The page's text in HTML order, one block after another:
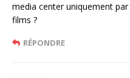
media center uniquement
films ?
RÉPONDRE